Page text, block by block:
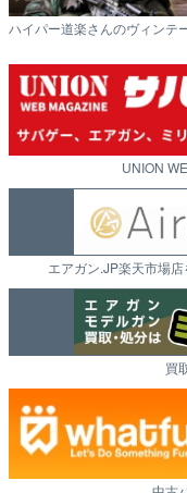
ハイパー道楽さんのヴィンテ
UNION
エアガン.JP楽天市場
買